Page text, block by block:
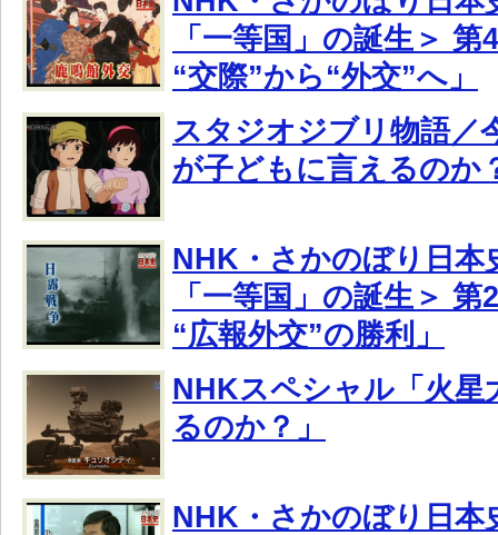
「一等国」の誕生＞
“交際”から“外交”へ」
スタジオジブリ物語／
が子どもに言えるのか
NHK・さかのぼり日本
「一等国」の誕生＞
“広報外交”の勝利」
NHKスペシャル「火星
るのか？」
NHK・さかのぼり日本